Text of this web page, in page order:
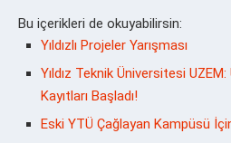
Bu içerikleri de okuyabilirsin:
Yıldızlı Projeler Yarışması
Yıldız Teknik Üniversitesi
Kayıtları Başladı!
Eski YTÜ Çağlayan Kampüsü